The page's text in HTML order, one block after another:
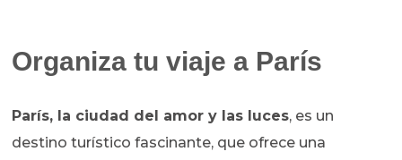
Organiza tu viaje a París
París, la ciudad del amor y las luces, es un
destino turístico fascinante, que ofrece una